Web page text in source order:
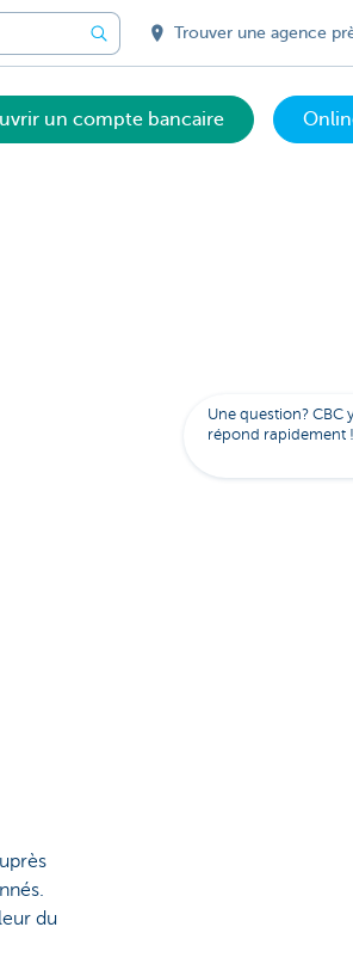
Trouver une agence
un compte bancaire
du
Une question? CBC
répond rapidement !